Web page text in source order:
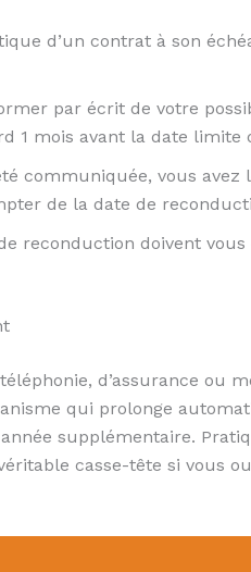
d’un contrat à son
par écrit de votre
1 mois avant la date limite
communiquée, vous avez
de la date de
reconduction doivent vous
d’assurance ou
qui prolonge
supplémentaire.
casse-tête si vous